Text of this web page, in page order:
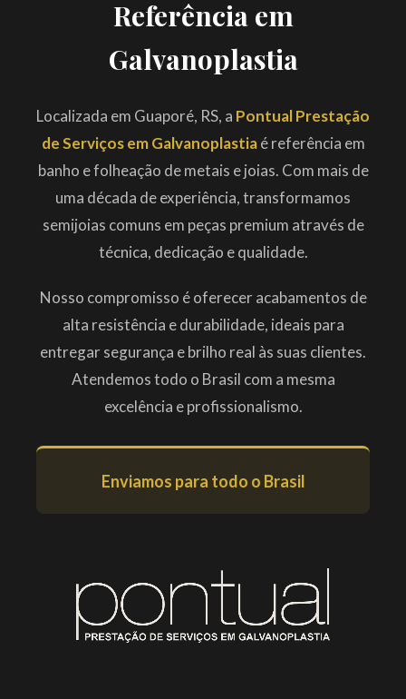
Referência em
Galvanoplastia
Localizada em Guaporé, RS, a Pontual Prestação
de Serviços em Galvanoplastiaé referência em
banho e folheação de metais e joias. Com mais de
uma década de experiência, transformamos
semijoias comuns em peças premium através de
técnica, dedicação e qualidade.
Nosso compromisso é oferecer acabamentos de
alta resistência e durabilidade, ideais para
entregar segurança e brilho real às suas clientes.
Atendemos todo o Brasil com a mesma
excelência e profissionalismo.
Enviamos para todo o Brasil